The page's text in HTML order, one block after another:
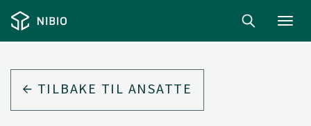
TILBAKE TIL ANSATTE